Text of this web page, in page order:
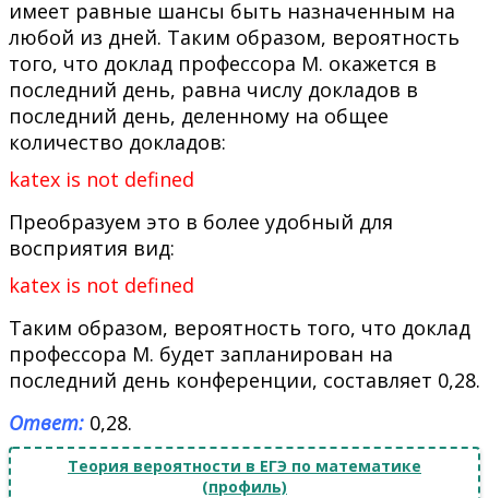
имеет равные шансы быть назначенным на
любой из дней. Таким образом, вероятность
того, что доклад профессора М. окажется в
последний день, равна числу докладов в
последний день, деленному на общее
количество докладов:
katex is not defined
Преобразуем это в более удобный для
восприятия вид:
katex is not defined
Таким образом, вероятность того, что доклад
профессора М. будет запланирован на
последний день конференции, составляет 0,28.
Ответ: 0,28.
Теория вероятности в ЕГЭ по математике
(профиль)